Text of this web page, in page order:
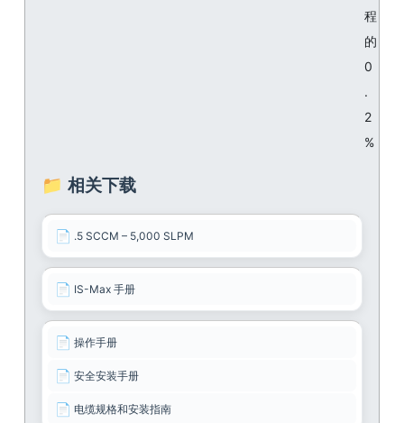
程
的
0
.
2
%
📁 相关下载
📄 .5 SCCM – 5,000 SLPM
📄 IS-Max 手册
📄 操作手册
📄 安全安装手册
📄 电缆规格和安装指南